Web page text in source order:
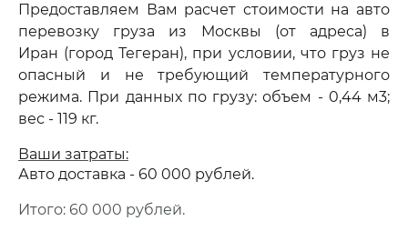
Предоставляем Вам расчет стоимости на авто
перевозку груза из Москвы (от адреса) в
Иран (город Тегеран), при условии, что груз не
опасный и не требующий температурного
режима. При данных по грузу: объем - 0,44 м3;
вес - 119 кг.
Ваши затраты:
Авто доставка - 60 000 рублей.
Итого: 60 000 рублей.